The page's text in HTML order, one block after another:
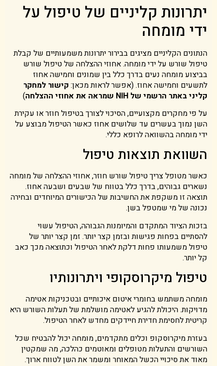
יתרונות קליניים של טיפול על
ידי מומחה
הנתונים הקליניים מציגים בבירור יתרונות משמעותיים של קבלת
טיפול שורש על ידי מומחה. אחוזי ההצלחה של טיפול שורש
בביצוע מומחה נעים בדרך כלל בין שמונים וחמישה אחוז
לתשעים וחמישה אחוז. (אפשר לראות מכאן: קישור למחקר
קליני באתר הרשמי של NIH שמראה את אחוזי ההצלחה
)
על פי מחקרים מקצועיים, הסיכוי לצורך בטיפול חוזר או עקירת
השן נמוך בעשרים עד שלושים אחוז כאשר הטיפול מבוצע על
ידי מומחה בהשוואה לרופא כללי.
השוואת תוצאות טיפול
כאשר מטופל צריך טיפול שורש חוזר, אחוזי ההצלחה של מומחה
נשארים גבוהים, בדרך כלל בטווח של שבעים ושבעה אחוז.
תוצאה זו משקפת את החשיבות של הכישורים המיוחדים ובחירה
נכונה של מי שמטפל בשן.
בזכות הציוד המתקדם והמיומנות הגבוהה, הטיפול עשוי
להסתיים בפחות פגישות ובזמן קצר יותר. זמן קצר יותר של
טיפול משמעותו פחות דלקת לאחר הטיפול וכתוצאה מכך כאב
קל יותר.
טיפול מיקרוסקופי ויתרונותיו
מומחה משתמש בחומרי איטום איכותיים ובטכניקות אטימה
מדויקות. היכולת להגיע לאטימה מושלמת של תעלות השורש היא
קריטית לחסימת חדירת חיידקים מחדש לאחר הטיפול.
בעזרת מיקרוסקופ וכלים מתקדמים, מומחה יכול להבטיח שכל
השורשים והתעלות מטופלים ומאוטמים כהלכה, מה שמקטין
מאוד את סיכויי הכשל המאוחר ומשמר את השן לטווח ארוך.